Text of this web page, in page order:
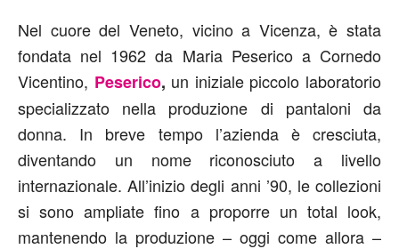
Nel cuore del Veneto, vicino a Vicenza, è stata
fondata nel 1962 da Maria Peserico a Cornedo
Vicentino, Peserico, un iniziale piccolo laboratorio
specializzato nella produzione di pantaloni da
donna. In breve tempo l’azienda è cresciuta,
diventando un nome riconosciuto a livello
internazionale. All’inizio degli anni ’90, le collezioni
si sono ampliate fino a proporre un total look,
mantenendo la produzione – oggi come allora –